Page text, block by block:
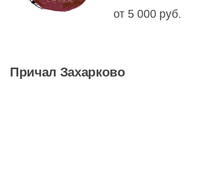
от 5 000 руб.
Причал Захарково